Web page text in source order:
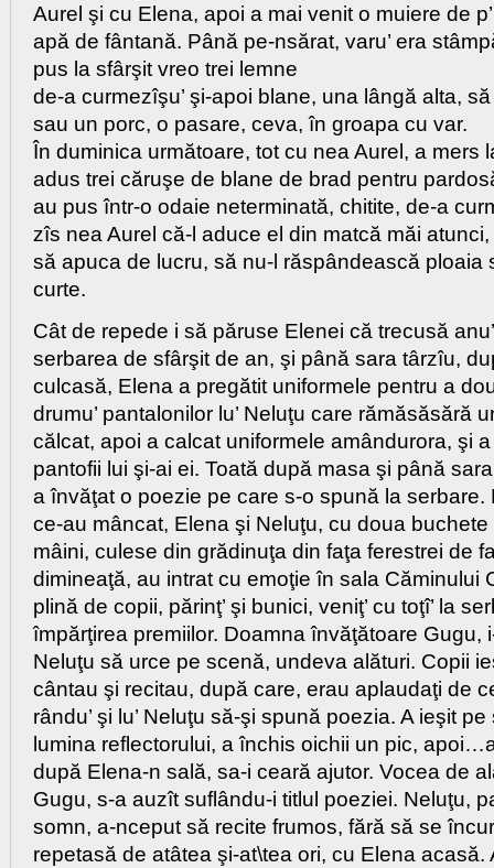
Aurel şi cu Elena, apoi a mai venit o muiere de
apă de fântană. Până pe-nsărat, varu’ era
pus la sfârşit vreo trei lemne
de-a curmezîşu’ şi-apoi blane, una lângă alta,
sau un porc, o pasare, ceva, în groapa cu var.
În duminica următoare, tot cu nea Aurel, a mers
adus trei căruşe de blane de brad pentru
au pus într-o odaie neterminată, chitite, de-a
zîs nea Aurel că-l aduce el din matcă măi
să apuca de lucru, să nu-l răspândească ploaia
curte.
Cât de repede i să păruse Elenei că trecusă
serbarea de sfârşit de an, şi până sara târzîu,
culcasă, Elena a pregătit uniformele pentru a
drumu’ pantalonilor lu’ Neluţu care rămăsăsără
călcat, apoi a calcat uniformele amândurora, şi
pantofii lui şi-ai ei. Toată după masa şi până
a învăţat o poezie pe care s-o spună la serbare.
ce-au mâncat, Elena şi Neluţu, cu doua buchete
mâini, culese din grădinuţa din faţa ferestrei de
dimineaţă, au intrat cu emoţie în sala Căminului
plină de copii, părinţ’ şi bunici, veniţ’ cu toţî’ la
împărţirea premiilor. Doamna învăţătoare Gugu,
Neluţu să urce pe scenă, undeva alături. Copii
cântau şi recitau, după care, erau aplaudaţi de
rându’ şi lu’ Neluţu să-şi spună poezia. A ieşit
lumina reflectorului, a închis oichii un pic,
după Elena-n sală, sa-i ceară ajutor. Vocea de
Gugu, s-a auzît suflându-i titlul poeziei. Neluţu,
somn, a-nceput să recite frumos, fără să se
repetasă de atâtea şi-at\tea ori, cu Elena acasă.